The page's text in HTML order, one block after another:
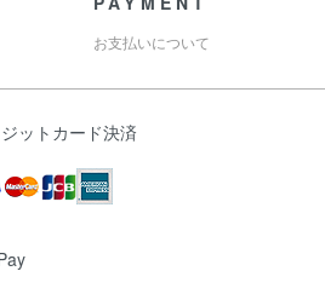
お支払いについて
ットカード決済